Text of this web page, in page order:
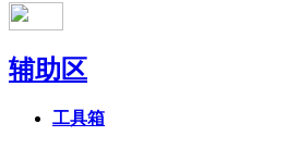
辅助区
工具箱